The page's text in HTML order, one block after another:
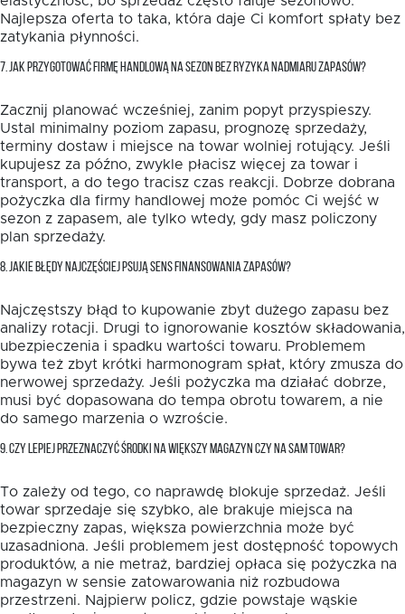
Najlepsza oferta to taka, która daje Ci komfort spłaty bez
zatykania płynności.
7. JAK PRZYGOTOWAĆ FIRMĘ HANDLOWĄ NA SEZON BEZ RYZYKA NADMIARU ZAPASÓW?
Zacznij planować wcześniej, zanim popyt przyspieszy.
Ustal minimalny poziom zapasu, prognozę sprzedaży,
terminy dostaw i miejsce na towar wolniej rotujący. Jeśli
kupujesz za późno, zwykle płacisz więcej za towar i
transport, a do tego tracisz czas reakcji. Dobrze dobrana
pożyczka dla firmy handlowej może pomóc Ci wejść w
sezon z zapasem, ale tylko wtedy, gdy masz policzony
plan sprzedaży.
8. JAKIE BŁĘDY NAJCZĘŚCIEJ PSUJĄ SENS FINANSOWANIA ZAPASÓW?
Najczęstszy błąd to kupowanie zbyt dużego zapasu bez
analizy rotacji. Drugi to ignorowanie kosztów składowania,
ubezpieczenia i spadku wartości towaru. Problemem
bywa też zbyt krótki harmonogram spłat, który zmusza do
nerwowej sprzedaży. Jeśli pożyczka ma działać dobrze,
musi być dopasowana do tempa obrotu towarem, a nie
do samego marzenia o wzroście.
9. CZY LEPIEJ PRZEZNACZYĆ ŚRODKI NA WIĘKSZY MAGAZYN CZY NA SAM TOWAR?
To zależy od tego, co naprawdę blokuje sprzedaż. Jeśli
towar sprzedaje się szybko, ale brakuje miejsca na
bezpieczny zapas, większa powierzchnia może być
uzasadniona. Jeśli problemem jest dostępność topowych
produktów, a nie metraż, bardziej opłaca się pożyczka na
magazyn w sensie zatowarowania niż rozbudowa
przestrzeni. Najpierw policz, gdzie powstaje wąskie